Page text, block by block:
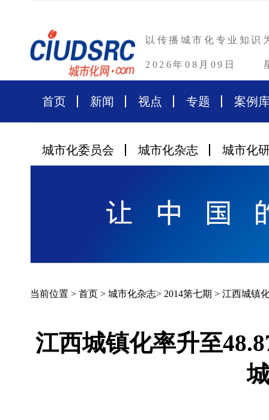
以传播城市化专业知识
2026年08月09日
首页 新闻 视点 专题 案例
城市化委员会 城市化杂志 城市化
当前位置 > 首页 > 城市化杂志> 2014第七期 > 江西城镇
江西城镇化率升至